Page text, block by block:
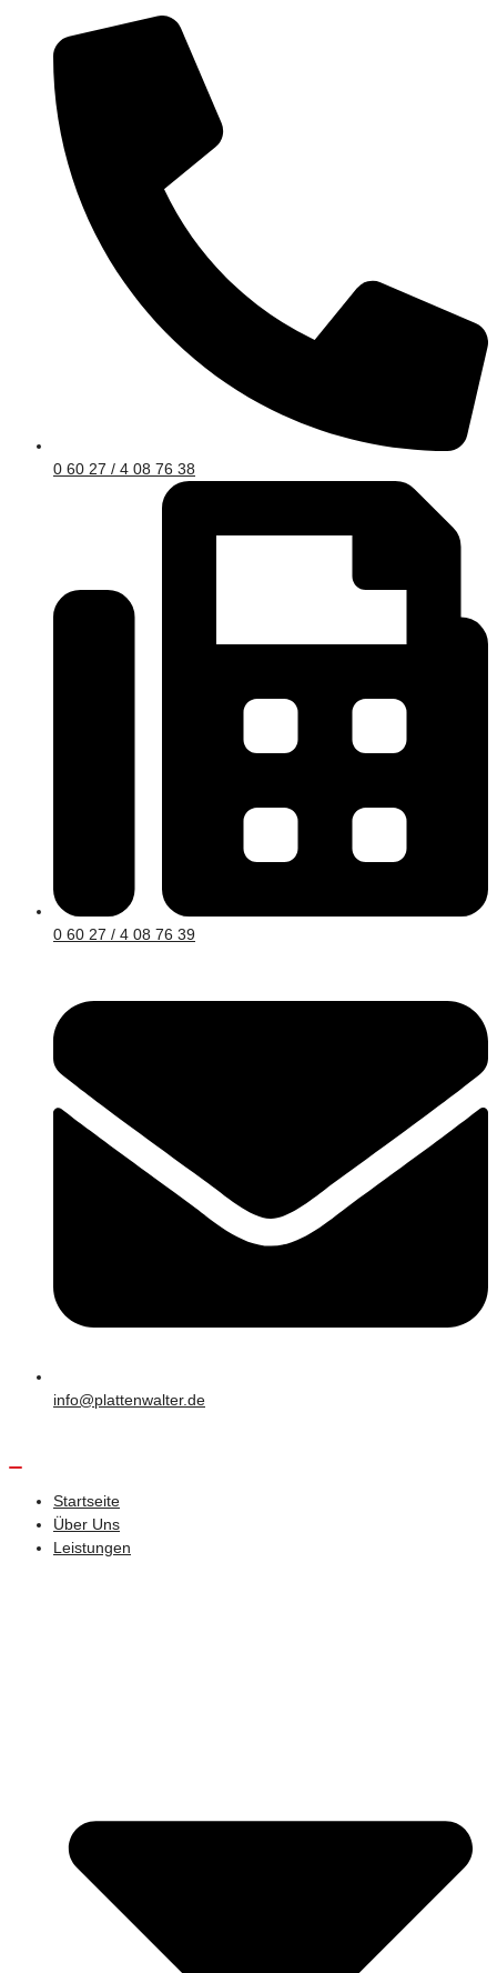
0 60 27 / 4 08 76 38
0 60 27 / 4 08 76 39
info@plattenwalter.de
Startseite
Über Uns
Leistungen